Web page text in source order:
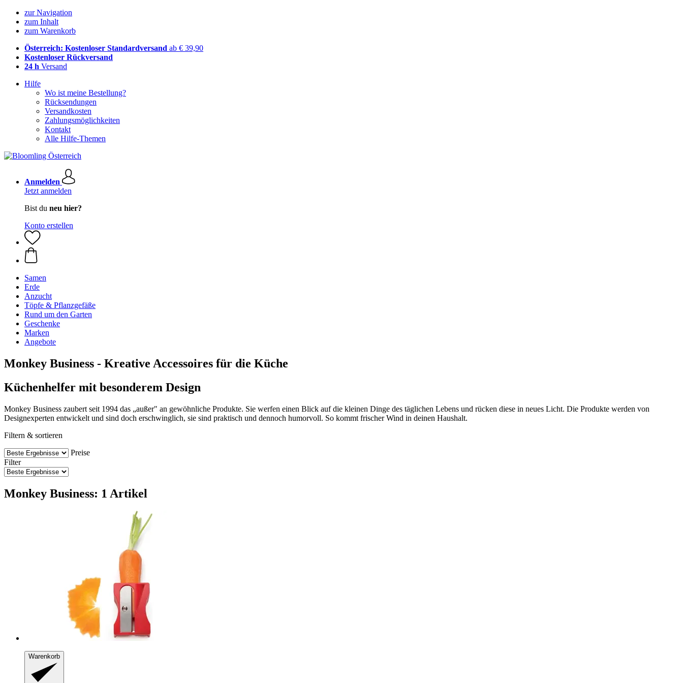
zur Navigation
zum Inhalt
zum Warenkorb
Österreich: Kostenloser Standardversand ab € 39,90
Kostenloser Rückversand
24 h Versand
Hilfe
Wo ist meine Bestellung?
Rücksendungen
Versandkosten
Zahlungsmöglichkeiten
Kontakt
Alle Hilfe-Themen
Anmelden
Jetzt anmelden
Bist du neu hier?
Konto erstellen
Samen
Erde
Anzucht
Töpfe & Pflanzgefäße
Rund um den Garten
Geschenke
Marken
Angebote
Monkey Business - Kreative Accessoires für die Küche
Küchenhelfer mit besonderem Design
Monkey Business zaubert seit 1994 das „außer" an gewöhnliche Produkte. Sie werfen einen Blick auf die kleinen Dinge des täglichen Lebens und rücken diese in neues Licht. Die Produkte werden von
Designexperten entwickelt und sind doch erschwinglich, sie sind praktisch und dennoch humorvoll. So kommt frischer Wind in deinen Haushalt.
Filtern & sortieren
Preise
Filter
Monkey Business: 1 Artikel
Warenkorb